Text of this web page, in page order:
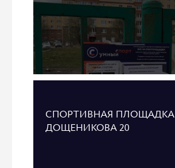
СПОРТИВНАЯ ПЛОЩАДКА
ДОЩЕНИКОВА 20